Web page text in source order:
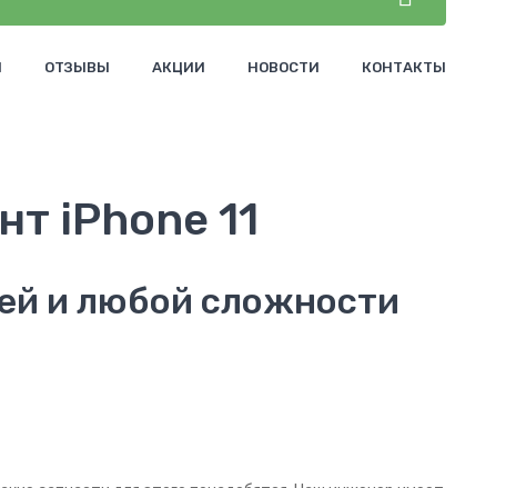
ОТЗЫВЫ АКЦИИ НОВОСТИ КОНТАКТЫ
и любой сложности